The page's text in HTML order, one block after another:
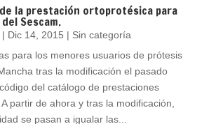
la prestación ortoprotésica para
Sescam.
Dic 14, 2015 | Sin categoría
para los menores usuarios de prótesis
tras la modificación el pasado
del catálogo de prestaciones
partir de ahora y tras la modificación,
se pasan a igualar las...